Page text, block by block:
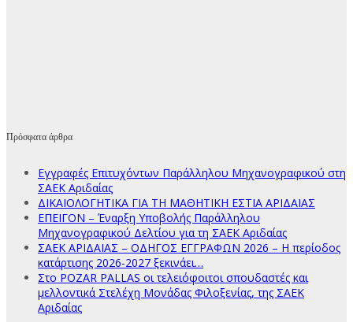
Πρόσφατα άρθρα
Εγγραφές Επιτυχόντων Παράλληλου Μηχανογραφικού στη
ΣΑΕΚ Αριδαίας
ΔΙΚΑΙΟΛΟΓΗΤΙΚΑ ΓΙΑ ΤΗ ΜΑΘΗΤΙΚΗ ΕΣΤΙΑ ΑΡΙΔΑΙΑΣ
ΕΠΕΙΓΟΝ – Έναρξη Υποβολής Παράλληλου
Μηχανογραφικού Δελτίου για τη ΣΑΕΚ Αριδαίας
ΣΑΕΚ ΑΡΙΔΑΙΑΣ – ΟΔΗΓΟΣ ΕΓΓΡΑΦΩΝ 2026 – Η περίοδος
κατάρτισης 2026-2027 ξεκινάει…
Στο POZAR PALLAS οι τελειόφοιτοι σπουδαστές και
μελλοντικά Στελέχη Μονάδας Φιλοξενίας, της ΣΑΕΚ
Αριδαίας